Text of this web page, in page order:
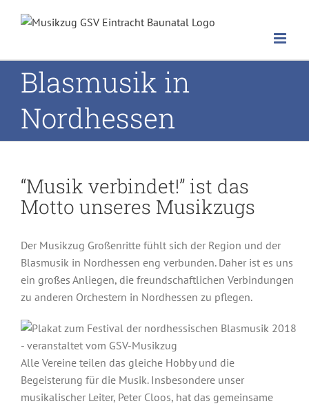
Inhalt
Blasmusik in
Nordhessen
“Musik verbindet!” ist das
Motto unseres Musikzugs
Der Musikzug Großenritte fühlt sich der Region und der
Blasmusik in Nordhessen eng verbunden. Daher ist es uns
ein großes Anliegen, die freundschaftlichen Verbindungen
zu anderen Orchestern in Nordhessen zu pflegen.
Alle Vereine teilen das gleiche Hobby und die
Begeisterung für die Musik. Insbesondere unser
musikalischer Leiter, Peter Cloos, hat das gemeinsame